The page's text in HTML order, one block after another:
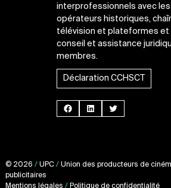
interprofessionnels avec les
opérateurs historiques,
télévision et plateformes
conseil et assistance
membres.
Déclaration CCHSCT
Facebook
LinkedInTwitter
© 2026 / UPC / Union des producteurs de
publicitaires
Mentions légales / Politique de confidentialité